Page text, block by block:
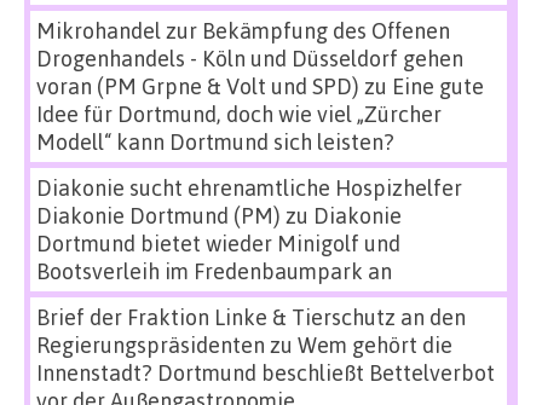
Mikrohandel zur Bekämpfung des Offenen
Drogenhandels - Köln und Düsseldorf gehen
voran (PM Grpne & Volt und SPD) zu Eine gute
Idee für Dortmund, doch wie viel „Zürcher
Modell“ kann Dortmund sich leisten?
Diakonie sucht ehrenamtliche Hospizhelfer
Diakonie Dortmund (PM) zu Diakonie
Dortmund bietet wieder Minigolf und
Bootsverleih im Fredenbaumpark an
Brief der Fraktion Linke & Tierschutz an den
Regierungspräsidenten zu Wem gehört die
Innenstadt? Dortmund beschließt Bettelverbot